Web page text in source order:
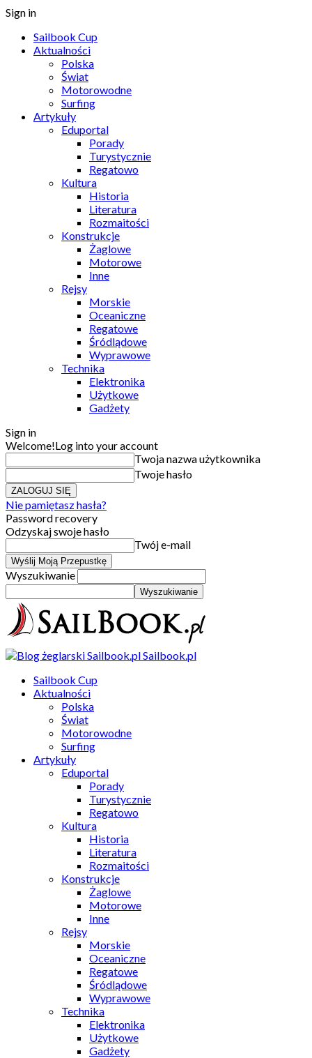
Sign in
Sailbook Cup
Aktualności
Polska
Świat
Motorowodne
Surfing
Artykuły
Eduportal
Porady
Turystycznie
Regatowo
Kultura
Historia
Literatura
Rozmaitości
Konstrukcje
Żaglowe
Motorowe
Inne
Rejsy
Morskie
Oceaniczne
Regatowe
Śródlądowe
Wyprawowe
Technika
Elektronika
Użytkowe
Gadżety
Sign in
Welcome!Log into your account
Twoja nazwa użytkownika
Twoje hasło
Nie pamiętasz hasła?
Password recovery
Odzyskaj swoje hasło
Twój e-mail
Wyszukiwanie
Sailbook.pl
Sailbook Cup
Aktualności
Polska
Świat
Motorowodne
Surfing
Artykuły
Eduportal
Porady
Turystycznie
Regatowo
Kultura
Historia
Literatura
Rozmaitości
Konstrukcje
Żaglowe
Motorowe
Inne
Rejsy
Morskie
Oceaniczne
Regatowe
Śródlądowe
Wyprawowe
Technika
Elektronika
Użytkowe
Gadżety